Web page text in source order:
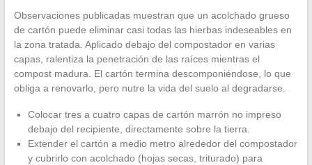
Observaciones publicadas muestran que un acolchado grueso
de cartón puede eliminar casi todas las hierbas indeseables en
la zona tratada. Aplicado debajo del compostador en varias
capas, ralentiza la penetración de las raíces mientras el
compost madura. El cartón termina descomponiéndose, lo que
obliga a renovarlo, pero nutre la vida del suelo al degradarse.
Colocar tres a cuatro capas de cartón marrón no impreso
debajo del recipiente, directamente sobre la tierra.
Extender el cartón a medio metro alrededor del compostador
y cubrirlo con acolchado (hojas secas, triturado) para